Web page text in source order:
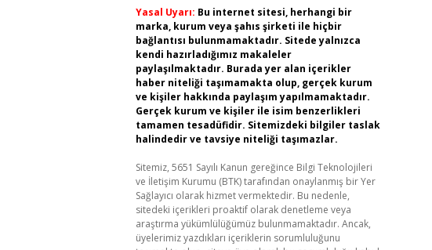
Yasal Uyarı: Bu internet sitesi, herhangi bir
marka, kurum veya şahıs şirketi ile hiçbir
bağlantısı bulunmamaktadır. Sitede yalnızca
kendi hazırladığımız makaleler
paylaşılmaktadır. Burada yer alan içerikler
haber niteliği taşımamakta olup, gerçek kurum
ve kişiler hakkında paylaşım yapılmamaktadır.
Gerçek kurum ve kişiler ile isim benzerlikleri
tamamen tesadüfidir. Sitemizdeki bilgiler taslak
halindedir ve tavsiye niteliği taşımazlar.
Sitemiz, 5651 Sayılı Kanun gereğince Bilgi Teknolojileri
ve İletişim Kurumu (BTK) tarafından onaylanmış bir Yer
Sağlayıcı olarak hizmet vermektedir. Bu nedenle,
sitedeki içerikleri proaktif olarak denetleme veya
araştırma yükümlülüğümüz bulunmamaktadır. Ancak,
üyelerimiz yazdıkları içeriklerin sorumluluğunu